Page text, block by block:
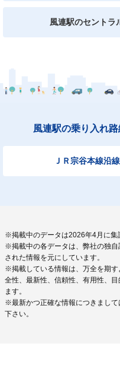
風連駅のセントラ
風連駅の乗り入れ
ＪＲ宗谷本線沿
※掲載中のデータは2026年4月に集
※掲載中の各データは、弊社の独
された情報を元にしています。
※掲載している情報は、万全を期
全性、最新性、信頼性、有用性、
ます。
※最新かつ正確な情報につきまし
下さい。